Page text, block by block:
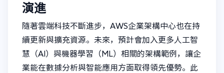
演進
隨著雲端科技不斷進步，AWS企業架構中心也在持
續更新與擴充資源。未來，預計會加入更多人工智
慧（AI）與機器學習（ML）相關的架構範例，讓企
業能在數據分析與智能應用方面取得領先優勢。此